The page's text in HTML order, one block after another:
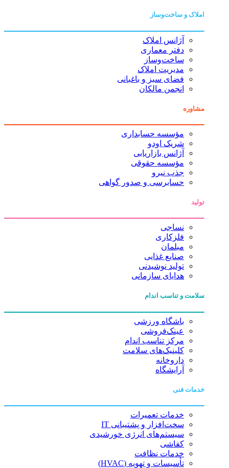
املاک و ساخت‌وساز
آژانس املاک
دفتر معماری
ساخت‌وساز
مدیریت املاک
فضای سبز و باغبانی
انجمن مالکان
مشاوره
مؤسسه حسابداری
شریک اودو
آژانس بازاریابی
مؤسسه حقوقی
جذب نیرو
حسابرسی و صدور گواهی
تولید
نساجی
فلزکاری
مبلمان
صنایع غذایی
تولید نوشیدنی
هدایای سازمانی
سلامت و تناسب اندام
باشگاه ورزشی
عینک‌فروشی
مرکز تناسب اندام
کلینیک‌های سلامت
داروخانه
آرایشگاه
خدمات فنی
خدمات تعمیرات
سخت‌افزار و پشتیبانی IT
سیستم‌های انرژی خورشیدی
کفاشی
خدمات نظافت
تأسیسات و تهویه (HVAC)